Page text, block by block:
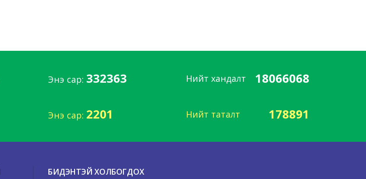
Энэ сар: 332363 Нийт хандалт 18066068
Энэ сар: 2201 Нийт таталт 178891
БИДЭНТЭЙ ХОЛБОГДОХ